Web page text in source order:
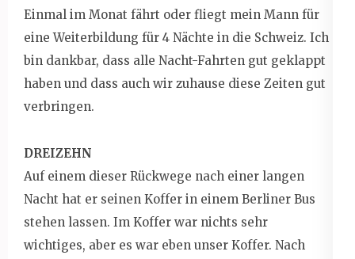
Einmal im Monat fährt oder fliegt mein Mann für
eine Weiterbildung für 4 Nächte in die Schweiz. Ich
bin dankbar, dass alle Nacht-Fahrten gut geklappt
haben und dass auch wir zuhause diese Zeiten gut
verbringen.
DREIZEHN
Auf einem dieser Rückwege nach einer langen
Nacht hat er seinen Koffer in einem Berliner Bus
stehen lassen. Im Koffer war nichts sehr
wichtiges, aber es war eben unser Koffer. Nach